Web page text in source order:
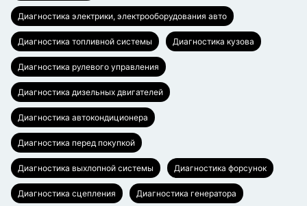
Диагностика электрики, электрооборудования авто
Диагностика топливной системы Диагностика кузова
Диагностика рулевого управления
Диагностика дизельных двигателей
Диагностика автокондиционера
Диагностика перед покупкой
Диагностика выхлопной системы Диагностика форсунок
Диагностика сцепления Диагностика генератора